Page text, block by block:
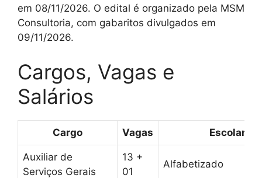
em 08/11/2026. O edital é organizado pela MSM
Consultoria, com gabaritos divulgados em
09/11/2026.
Cargos, Vagas e
Salários
Cargo Vagas
Auxiliar de
Serviços Gerais
13 +
01
Alfabetizado